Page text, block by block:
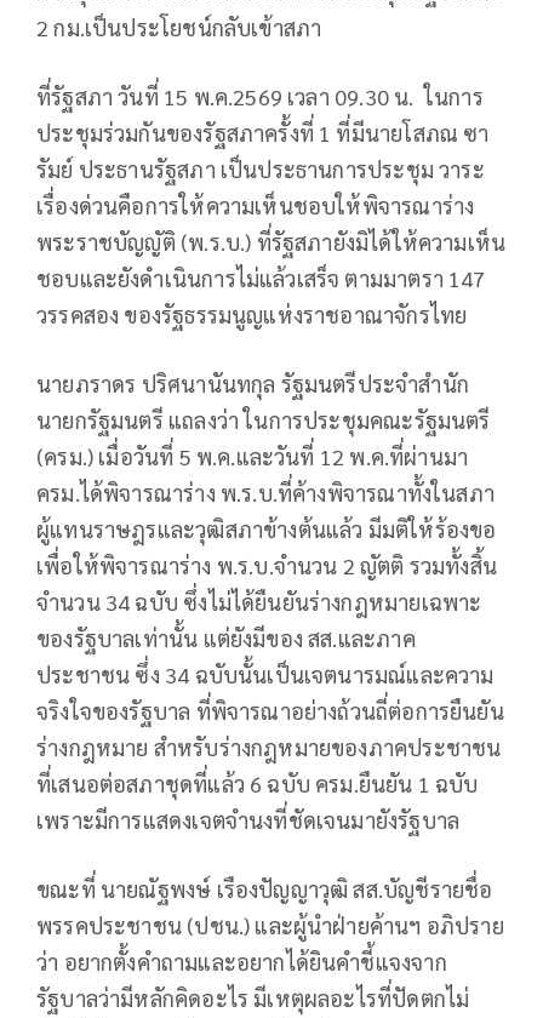
2 กม.เป็นประโยชน์กลับเข้าสภา
ที่รัฐสภา วันที่ 15 พ.ค.2569 เวลา 09.30 น. ในการ
ประชุมร่วมกันของรัฐสภาครั้งที่ 1 ที่มีนายโสภณ ซา
รัมย์ ประธานรัฐสภา เป็นประธานการประชุม วาระ
เรื่องด่วนคือการให้ความเห็นชอบให้พิจารณาร่าง
พระราชบัญญัติ (พ.ร.บ.) ที่รัฐสภายังมิได้ให้ความเห็น
ชอบและยังดำเนินการไม่แล้วเสร็จ ตามมาตรา 147
วรรคสอง ของรัฐธรรมนูญแห่งราชอาณาจักรไทย
นายภราดร ปริศนานันทกุล รัฐมนตรีประจำสำนัก
นายกรัฐมนตรี แถลงว่า ในการประชุมคณะรัฐมนตรี
(ครม.) เมื่อวันที่ 5 พ.ค.และวันที่ 12 พ.ค.ที่ผ่านมา
ครม.ได้พิจารณาร่าง พ.ร.บ.ที่ค้างพิจารณาทั้งในสภา
ผู้แทนราษฎรและวุฒิสภาข้างต้นแล้ว มีมติให้ร้องขอ
เพื่อให้พิจารณาร่าง พ.ร.บ.จำนวน 2 ญัตติ รวมทั้งสิ้น
จำนวน 34 ฉบับ ซึ่งไม่ได้ยืนยันร่างกฎหมายเฉพาะ
ของรัฐบาลเท่านั้น แต่ยังมีของ สส.และภาค
ประชาชน ซึ่ง 34 ฉบับนั้นเป็นเจตนารมณ์และความ
จริงใจของรัฐบาล ที่พิจารณาอย่างถ้วนถี่ต่อการยืนยัน
ร่างกฎหมาย สำหรับร่างกฎหมายของภาคประชาชน
ที่เสนอต่อสภาชุดที่แล้ว 6 ฉบับ ครม.ยืนยัน 1 ฉบับ
เพราะมีการแสดงเจตจำนงที่ชัดเจนมายังรัฐบาล
ขณะที่ นายณัฐพงษ์ เรืองปัญญาวุฒิ สส.บัญชีรายชื่อ
พรรคประชาชน (ปชน.) และผู้นำฝ่ายค้านฯ อภิปราย
ว่า อยากตั้งคำถามและอยากได้ยินคำชี้แจงจาก
รัฐบาลว่ามีหลักคิดอะไร มีเหตุผลอะไรที่ปัดตกไม่